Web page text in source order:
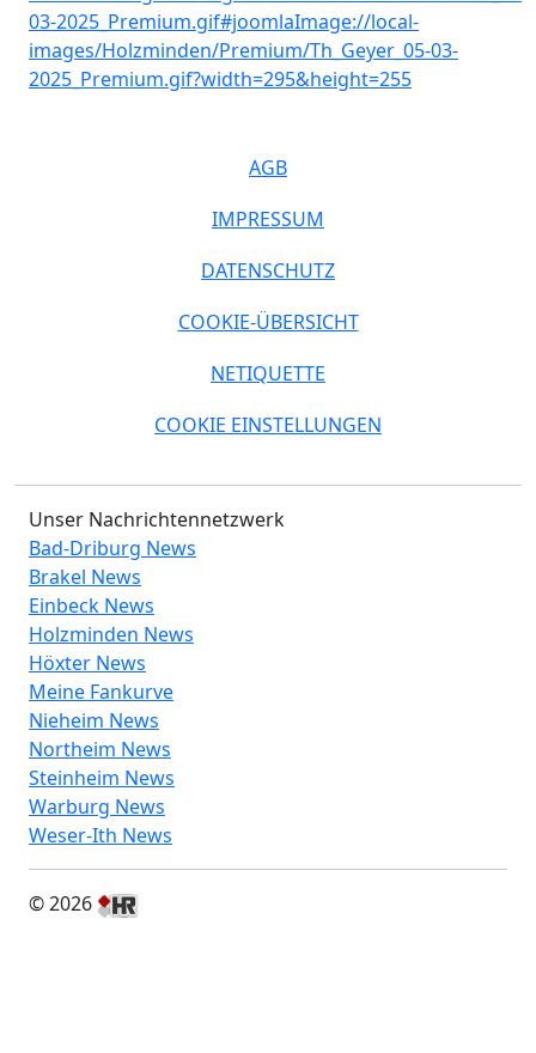
AGB
IMPRESSUM
DATENSCHUTZ
COOKIE-ÜBERSICHT
NETIQUETTE
COOKIE EINSTELLUNGEN
Unser Nachrichtennetzwerk
Bad-Driburg News
Brakel News
Einbeck News
Holzminden News
Höxter News
Meine Fankurve
Nieheim News
Northeim News
Steinheim News
Warburg News
Weser-Ith News
© 2026